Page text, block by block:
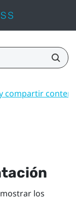
compartir
los